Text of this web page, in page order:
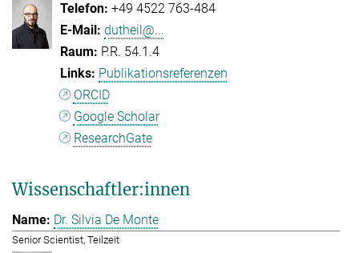
+49 4522 763-484
dutheil@...
P.R. 54.1.4
Publikationsreferenzen
ORCID
Google Scholar
ResearchGate
Wissenschaftler:innen
Dr. Silvia De Monte
Senior Scientist, Teilzeit